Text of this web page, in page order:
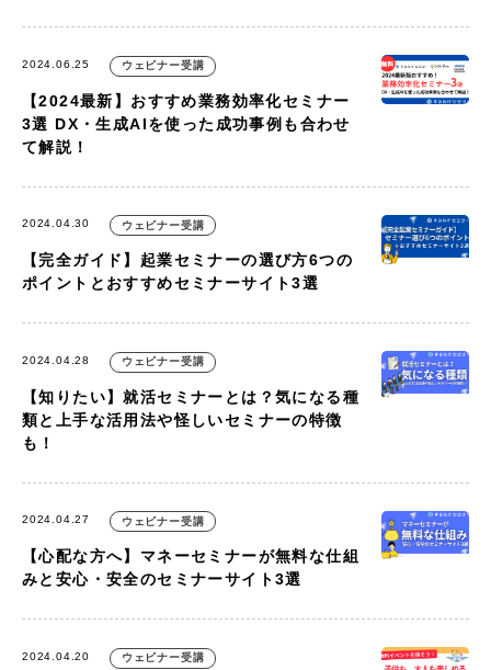
2024.06.25 ウェビナー受講
【2024最新】おすすめ業務効率化セミナー
3選 DX・生成AIを使った成功事例も合わせ
て解説！
2024.04.30 ウェビナー受講
【完全ガイド】起業セミナーの選び方6つの
ポイントとおすすめセミナーサイト3選
2024.04.28 ウェビナー受講
【知りたい】就活セミナーとは？気になる種
類と上手な活用法や怪しいセミナーの特徴
も！
2024.04.27 ウェビナー受講
【心配な方へ】マネーセミナーが無料な仕組
みと安心・安全のセミナーサイト3選
2024.04.20 ウェビナー受講